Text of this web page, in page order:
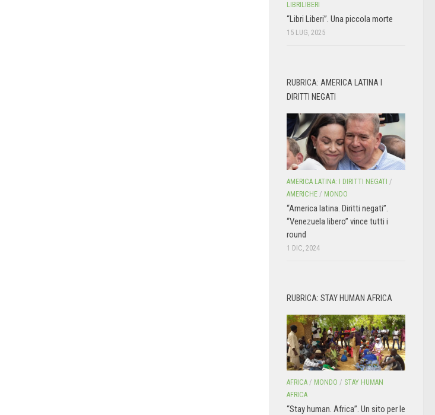
LIBRILIBERI
“Libri Liberi”. Una piccola morte
15 LUG, 2025
RUBRICA: AMERICA LATINA I
DIRITTI NEGATI
AMERICA LATINA: I DIRITTI NEGATI /
AMERICHE / MONDO
“America latina. Diritti negati”.
“Venezuela libero” vince tutti i
round
1 DIC, 2024
RUBRICA: STAY HUMAN AFRICA
AFRICA / MONDO / STAY HUMAN
AFRICA
“Stay human. Africa”. Un sito per le